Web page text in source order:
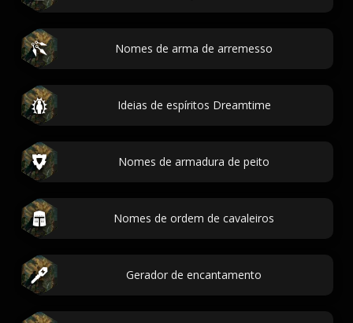
Nomes de arma de arremesso
Ideias de espíritos Dreamtime
Nomes de armadura de peito
Nomes de ordem de cavaleiros
Gerador de encantamento